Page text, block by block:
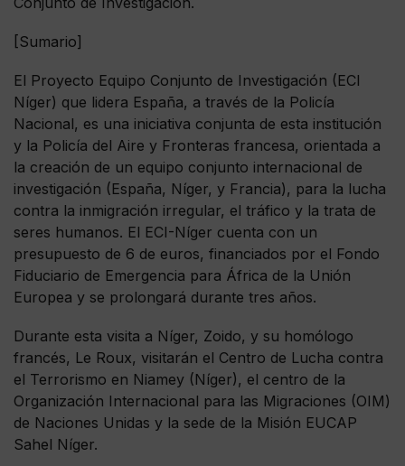
[Sumario]
El Proyecto Equipo Conjunto de Investigación (ECI
Níger) que lidera España, a través de la Policía
Nacional, es una iniciativa conjunta de esta institución
y la Policía del Aire y Fronteras francesa, orientada a
la creación de un equipo conjunto internacional de
investigación (España, Níger, y Francia), para la lucha
contra la inmigración irregular, el tráfico y la trata de
seres humanos. El ECI-Níger cuenta con un
presupuesto de 6 de euros, financiados por el Fondo
Fiduciario de Emergencia para África de la Unión
Europea y se prolongará durante tres años.
Durante esta visita a Níger, Zoido, y su homólogo
francés, Le Roux, visitarán el Centro de Lucha contra
el Terrorismo en Niamey (Níger), el centro de la
Organización Internacional para las Migraciones (OIM)
de Naciones Unidas y la sede de la Misión EUCAP
Sahel Níger.